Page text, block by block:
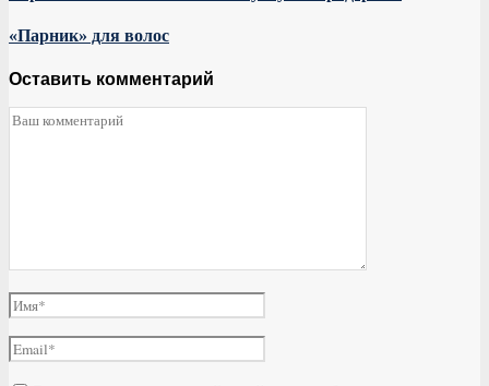
«Парник» для волос
Оставить комментарий